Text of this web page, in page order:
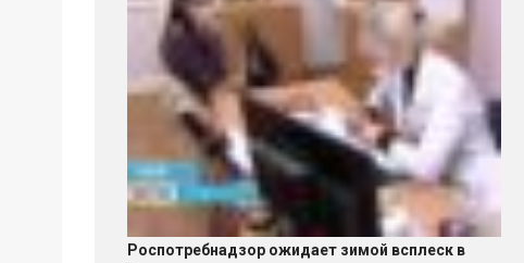
Роспотребнадзор ожидает зимой всплеск в